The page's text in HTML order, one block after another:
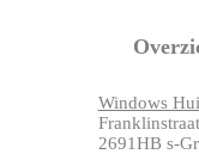
Windows
2691HB s-